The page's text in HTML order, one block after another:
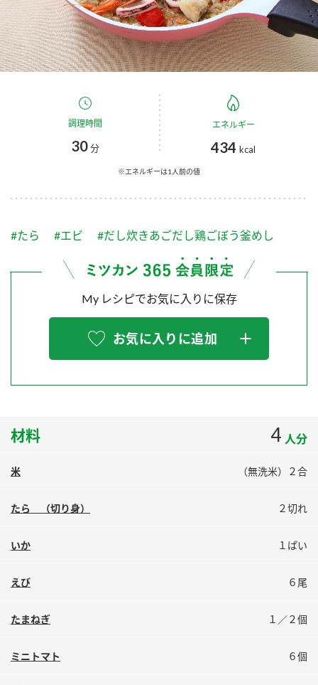
みりん風・料理酒 鍋用調味料
つゆ たれ
スープ 中華
ふりかけ おすしの素
炊き込みご飯の素 米飯用調味液
商品ブランドサイト
Fibee（ファイビー）
くらしプラ酢
お酢ドリンク
つゆ
PIN印
スペシャルサイト
お酢を知ろう！
ぽん酢サワー
ミツカンのCM
企業情報
国内事業概要
企業理念
ミツカンの歴史
ミツカンを知る
環境への取り組み
ZENB initiative
MIM（ミツカンミュージアム）
各部門が大切にしていること
キッザニア東京「ぽん酢工房」
販売終了製品のご案内
よくあるご質問
地図から取り扱い店舗を探す
検索
業務用サイト 製造所固有記号一覧
調理時間
30分
エネルギー
434 kcal
※エネルギーは1人前の値
#たら #エビ #だし炊きあごだし鶏ごぼう釜めし
My レシピでお気に入りに保存
お気に入りに追加
材料 4 人分
米 （無洗米）２合
たら （切り身） ２切れ
いか １ぱい
えび ６尾
たまねぎ １／２個
ミニトマト ６個